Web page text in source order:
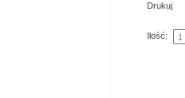
Drukuj
Ilość: